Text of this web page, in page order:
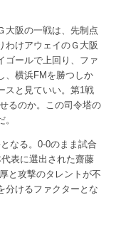
大阪の一戦は、先制点
わけアウェイのＧ大阪
ゴールで上回り、ファ
、横浜FMを勝つしか
スと見ていい。第1戦
るのか。この司令塔の
なる。0-0のまま試合
表に選出された齋藤
と攻撃のタレントが不
分けるファクターとな